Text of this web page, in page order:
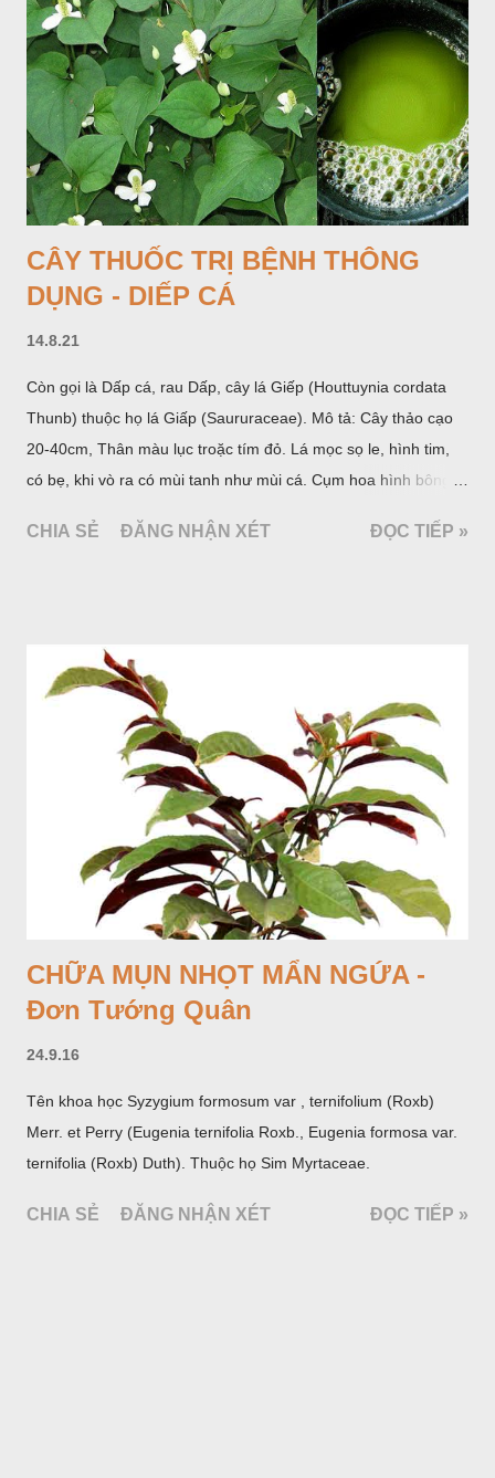
phần hoa đực ở trên. Khoai nưa phân bố ở Ấn độ, Myanma,
Trung quốc, Việt nam, Campuchia, Malaixia, Inđônêxia,
Philippin. Ở nước ta, khoai nưa mọc hoang rải rác ở khắp các
vùng rừng núi, được bà con nhiều địa phương đem về trồng từ
lâu đời ở trong vườn, quanh bờ ao, dọc hàng rào và trên các
đồi để làm thức ăn cho người và gia súc, gặp nhiều ở các tỉnh
Lạng s...
CÂY THUỐC TRỊ BỆNH THÔNG
DỤNG - DIẾP CÁ
14.8.21
Còn gọi là Dấp cá, rau Dấp, cây lá Giếp (Houttuynia cordata
Thunb) thuộc họ lá Giấp (Saururaceae). Mô tả: Cây thảo cạo
20-40cm, Thân màu lục troặc tím đỏ. Lá mọc sọ le, hình tim,
có bẹ, khi vò ra có mùi tanh như mùi cá. Cụm hoa hình bông
nhạt. Hạt hình trái xoan nhẵn. Mùa hoa quả: tháng 5 – 7.
CHIA SẺ ĐĂNG NHẬN XÉT ĐỌC TIẾP »
CHỮA MỤN NHỌT MẨN NGỨA -
Đơn Tướng Quân
24.9.16
Tên khoa học Syzygium formosum var , ternifolium (Roxb)
Merr. et Perry (Eugenia ternifolia Roxb., Eugenia formosa var.
ternifolia (Roxb) Duth). Thuộc họ Sim Myrtaceae.
CHIA SẺ ĐĂNG NHẬN XÉT ĐỌC TIẾP »